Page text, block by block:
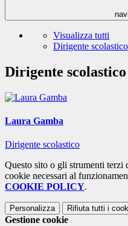
Visualizza tutti
Dirigente scolastico
Dirigente scolastico
Laura Gamba
Dirigente scolastico
Questo sito o gli strumenti terzi
cookie necessari al
COOKIE POLICY.
Personalizza Rifiuta tutti i
Gestione cookie